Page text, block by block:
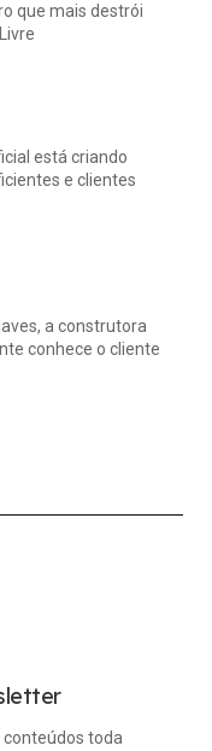
que mais destrói
está criando
e clientes
a construtora
conhece o cliente
conteúdos toda